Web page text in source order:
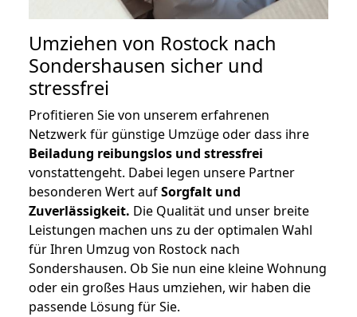
Umziehen von Rostock nach
Sondershausen sicher und
stressfrei
Profitieren Sie von unserem erfahrenen
Netzwerk für günstige Umzüge oder dass ihre
Beiladung reibungslos und stressfrei
vonstattengeht. Dabei legen unsere Partner
besonderen Wert aufSorgfalt und
Zuverlässigkeit. Die Qualität und unser breite
Leistungen machen uns zu der optimalen Wahl
für Ihren Umzug von Rostock nach
Sondershausen. Ob Sie nun eine kleine Wohnung
oder ein großes Haus umziehen, wir haben die
passende Lösung für Sie.